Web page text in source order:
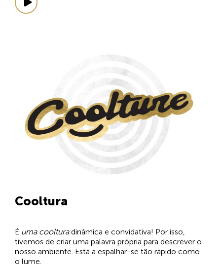
Cooltura
É uma coolturadinâmica e convidativa! Por isso,
tivemos de criar uma palavra própria para descrever o
nosso ambiente. Está a espalhar-se tão rápido como
o lume.